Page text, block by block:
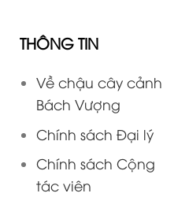
THÔNG TIN
Về chậu cây cảnh
Bách Vượng
Chính sách Đại lý
Chính sách Cộng
tác viên